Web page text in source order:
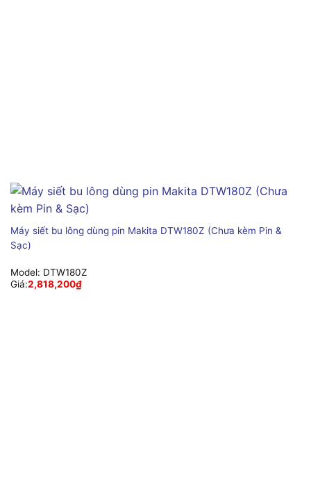
Máy siết bu lông dùng pin Makita DTW180Z (Chưa kèm Pin &
Sạc)
Model: DTW180Z
Giá:2,818,200₫